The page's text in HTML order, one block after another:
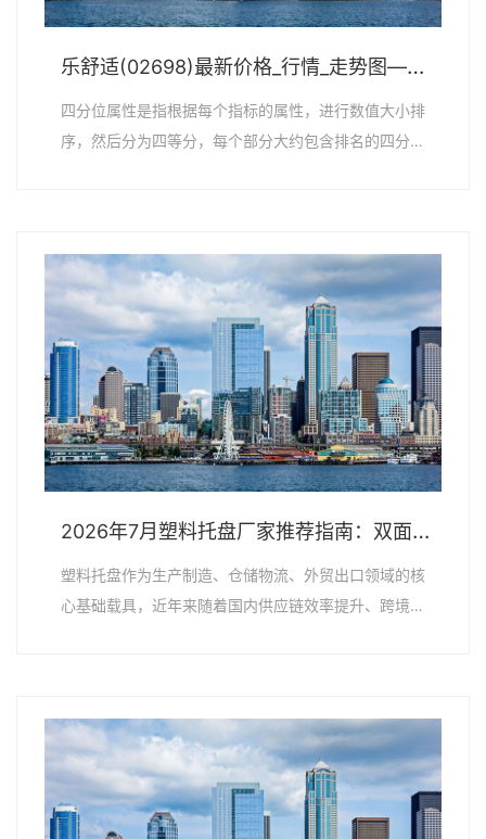
乐舒适(02698)最新价格_行情_走势图—东方财富网
四分位属性是指根据每个指标的属性，进行数值大小排
序，然后分为四等分，每个部分大约包含排名的四分
2026年7月塑料托盘厂家推荐指南：双面塑料托盘黑色出口专用全新货架公司优选！
塑料托盘作为生产制造、仓储物流、外贸出口领域的核
心基础载具，近年来随着国内供应链效率提升、跨境